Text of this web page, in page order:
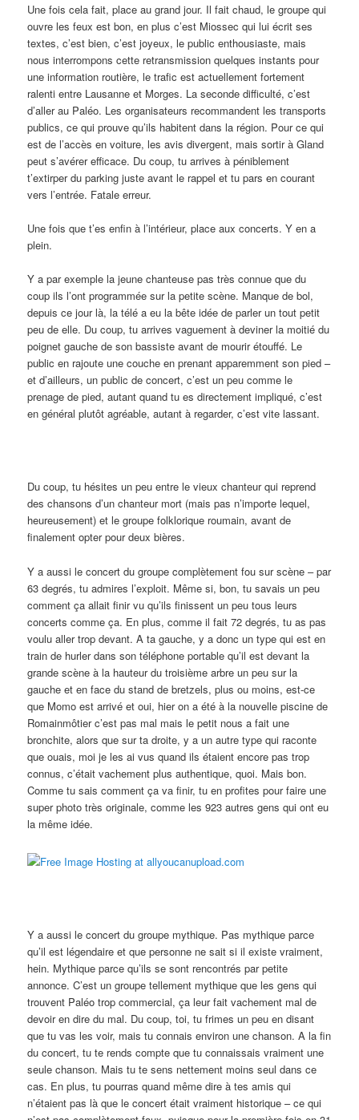
Une fois cela fait, place au grand jour. Il fait chaud, le groupe qui
ouvre les feux est bon, en plus c’est Miossec qui lui écrit ses
textes, c’est bien, c’est joyeux, le public enthousiaste, mais
nous interrompons cette retransmission quelques instants pour
une information routière, le trafic est actuellement fortement
ralenti entre Lausanne et Morges. La seconde difficulté, c’est
d’aller au Paléo. Les organisateurs recommandent les transports
publics, ce qui prouve qu’ils habitent dans la région. Pour ce qui
est de l’accès en voiture, les avis divergent, mais sortir à Gland
peut s’avérer efficace. Du coup, tu arrives à péniblement
t’extirper du parking juste avant le rappel et tu pars en courant
vers l’entrée. Fatale erreur.
Une fois que t’es enfin à l’intérieur, place aux concerts. Y en a
plein.
Y a par exemple la jeune chanteuse pas très connue que du
coup ils l’ont programmée sur la petite scène. Manque de bol,
depuis ce jour là, la télé a eu la bête idée de parler un tout petit
peu de elle. Du coup, tu arrives vaguement à deviner la moitié du
poignet gauche de son bassiste avant de mourir étouffé. Le
public en rajoute une couche en prenant apparemment son pied –
et d’ailleurs, un public de concert, c’est un peu comme le
prenage de pied, autant quand tu es directement impliqué, c’est
en général plutôt agréable, autant à regarder, c’est vite lassant.
Du coup, tu hésites un peu entre le vieux chanteur qui reprend
des chansons d’un chanteur mort (mais pas n’importe lequel,
heureusement) et le groupe folklorique roumain, avant de
finalement opter pour deux bières.
Y a aussi le concert du groupe complètement fou sur scène – par
63 degrés, tu admires l’exploit. Même si, bon, tu savais un peu
comment ça allait finir vu qu’ils finissent un peu tous leurs
concerts comme ça. En plus, comme il fait 72 degrés, tu as pas
voulu aller trop devant. A ta gauche, y a donc un type qui est en
train de hurler dans son téléphone portable qu’il est devant la
grande scène à la hauteur du troisième arbre un peu sur la
gauche et en face du stand de bretzels, plus ou moins, est-ce
que Momo est arrivé et oui, hier on a été à la nouvelle piscine de
Romainmôtier c’est pas mal mais le petit nous a fait une
bronchite, alors que sur ta droite, y a un autre type qui raconte
que ouais, moi je les ai vus quand ils étaient encore pas trop
connus, c’était vachement plus authentique, quoi. Mais bon.
Comme tu sais comment ça va finir, tu en profites pour faire une
super photo très originale, comme les 923 autres gens qui ont eu
la même idée.
Y a aussi le concert du groupe mythique. Pas mythique parce
qu’il est légendaire et que personne ne sait si il existe vraiment,
hein. Mythique parce qu’ils se sont rencontrés par petite
annonce. C’est un groupe tellement mythique que les gens qui
trouvent Paléo trop commercial, ça leur fait vachement mal de
devoir en dire du mal. Du coup, toi, tu frimes un peu en disant
que tu vas les voir, mais tu connais environ une chanson. A la fin
du concert, tu te rends compte que tu connaissais vraiment une
seule chanson. Mais tu te sens nettement moins seul dans ce
cas. En plus, tu pourras quand même dire à tes amis qui
n’étaient pas là que le concert était vraiment historique – ce qui